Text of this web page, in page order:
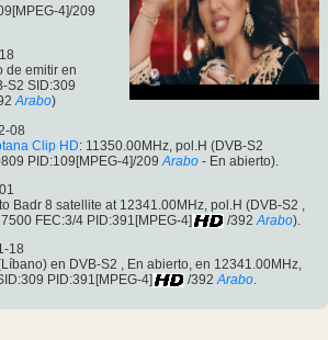
4]/209
de emitir en
S2 SID:309
Arabo)
08
Clip HD: 11350.00MHz, pol.H (DVB-S2
PID:109[MPEG-4]/209 Arabo - En abierto).
Badr 8 satellite at 12341.00MHz, pol.H (DVB-S2 ,
FEC:3/4 PID:391[MPEG-4]
/392 Arabo).
18
en DVB-S2 , En abierto, en 12341.00MHz,
PID:391[MPEG-4]
/392 Arabo.